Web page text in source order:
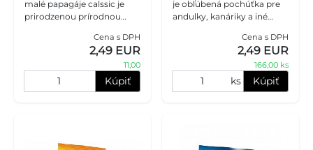
malé papagáje calssic je
prirodzenou prírodnou
agapornisy, Rosely,
neofémy a ostatné malé
Cena s DPH
2,49 EUR
11,00
Kúpiť
je obľúbená pochúťka pre
andulky, kanáriky a iné
prírodné klasy fungujú ako
skvelá hračka do klietky
Cena s DPH
2,49 EUR
166,00 ks
ks Kúpiť